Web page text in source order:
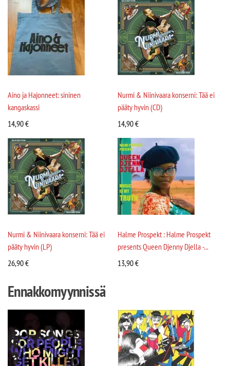
Aino ja Hajonneet: sininen
kangaskassi
14,90€
Nurmi & Niinivaara konserni: Tää ei
pääty hyvin (CD)
14,90€
Nurmi & Niinivaara konserni: Tää ei
pääty hyvin (LP)
26,90€
Halme Prospekt : Halme Prospekt
presents Queen Djenny Djella -...
13,90€
Ennakkomyynnissä